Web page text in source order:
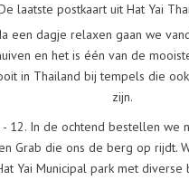
laatste postkaart uit Hat Yai
een dagje relaxen gaan we
en het is één van de
in Thailand bij tempels die
zijn.
- 12. In de ochtend bestellen we
Grab die ons de berg op rijdt.
Yai Municipal park met diverse